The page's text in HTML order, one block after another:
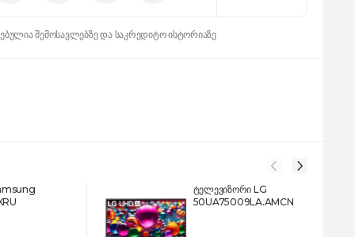
შემოსავლებზე და საკრედიტო ისტორიაზე
ტელევიზორი LG
50UA75009LA.AMCN